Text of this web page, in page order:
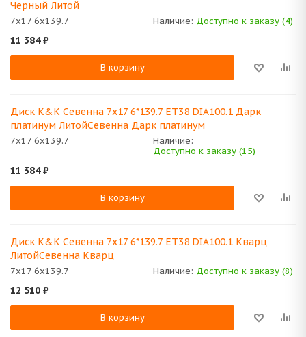
Черный Литой
7x17 6x139.7 Наличие: Доступно к заказу (4)
11 384₽
В корзину
Диск K&K Севенна 7x17 6*139.7 ET38 DIA100.1 Дарк
платинум ЛитойСевенна Дарк платинум
7x17 6x139.7
Наличие:
Доступно к заказу (15)
11 384₽
В корзину
Диск K&K Севенна 7x17 6*139.7 ET38 DIA100.1 Кварц
ЛитойСевенна Кварц
7x17 6x139.7 Наличие: Доступно к заказу (8)
12 510 ₽
В корзину